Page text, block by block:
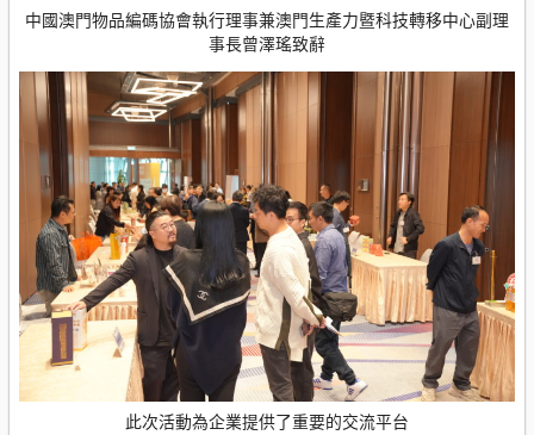
中國澳門物品編碼協會執行理事兼澳門生產力暨科技轉移中心副理
事長曾澤瑤致辭
此次活動為企業提供了重要的交流平台